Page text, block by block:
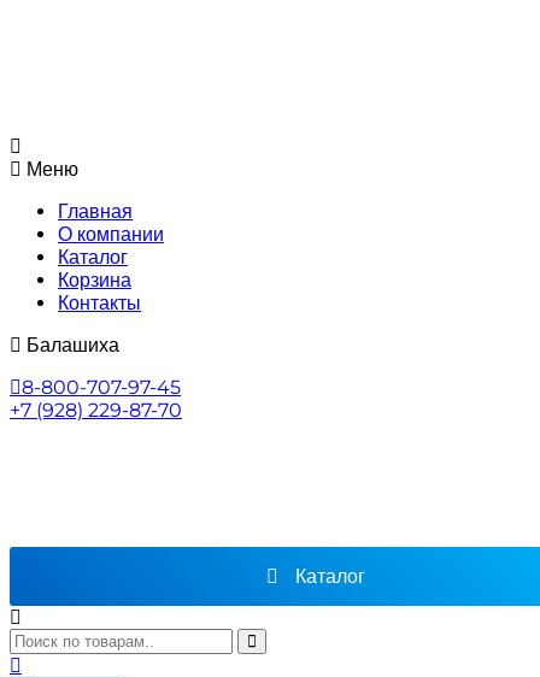
Меню
Главная
О компании
Каталог
Корзина
Контакты
Балашиха
8-800-707-97-45
+7 (928) 229-87-70
Каталог